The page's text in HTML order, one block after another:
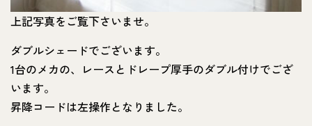
上記写真をご覧下さいませ。
ダブルシェードでございます。
1台のメカの、レースとドレープ厚手のダブル付けでござ
います。
昇降コードは左操作となりました。